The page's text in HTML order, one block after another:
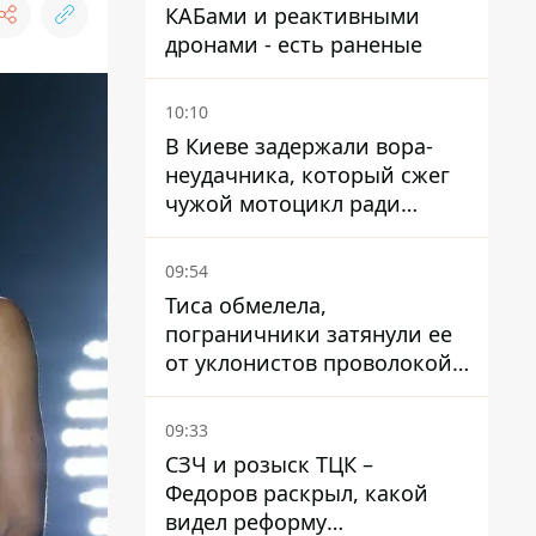
КАБами и реактивными
дронами - есть раненые
10:10
В Киеве задержали вора-
неудачника, который сжег
чужой мотоцикл ради
содержимого багажника
09:54
Тиса обмелела,
пограничники затянули ее
от уклонистов проволокой
Егоза, которая убивает
диких животных -
тревогу
09:33
СЗЧ и розыск ТЦК –
Федоров раскрыл, какой
видел реформу